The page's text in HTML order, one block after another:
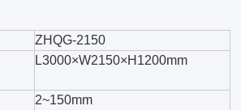
ZHQG-2150
L3000×W2150×H1200mm
2~150mm